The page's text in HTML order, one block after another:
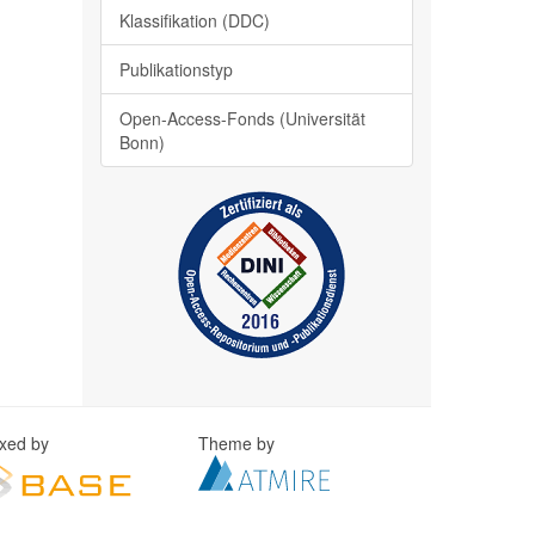
Klassifikation (DDC)
Publikationstyp
Open-Access-Fonds (Universität
Bonn)
by Theme by